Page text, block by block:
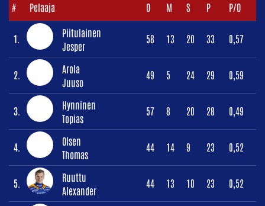
# Pelaaja O M S P P/O
1.
Piitulainen
Jesper
58 13 20 33 0,57
2.
Arola
Juuso
49 5 24 29 0,59
3.
Hynninen
Topias
57 8 20 28 0,49
4.
Olsen
Thomas
44 14 9 23 0,52
5.
Ruuttu
Alexander
44 13 10 23 0,52